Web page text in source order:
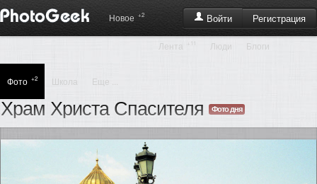
Войти Регистрация
Новое +2
Лента Люди Блоги
Фото +2 Школа Еще ...
Храм Христа Спасителя Фото дня